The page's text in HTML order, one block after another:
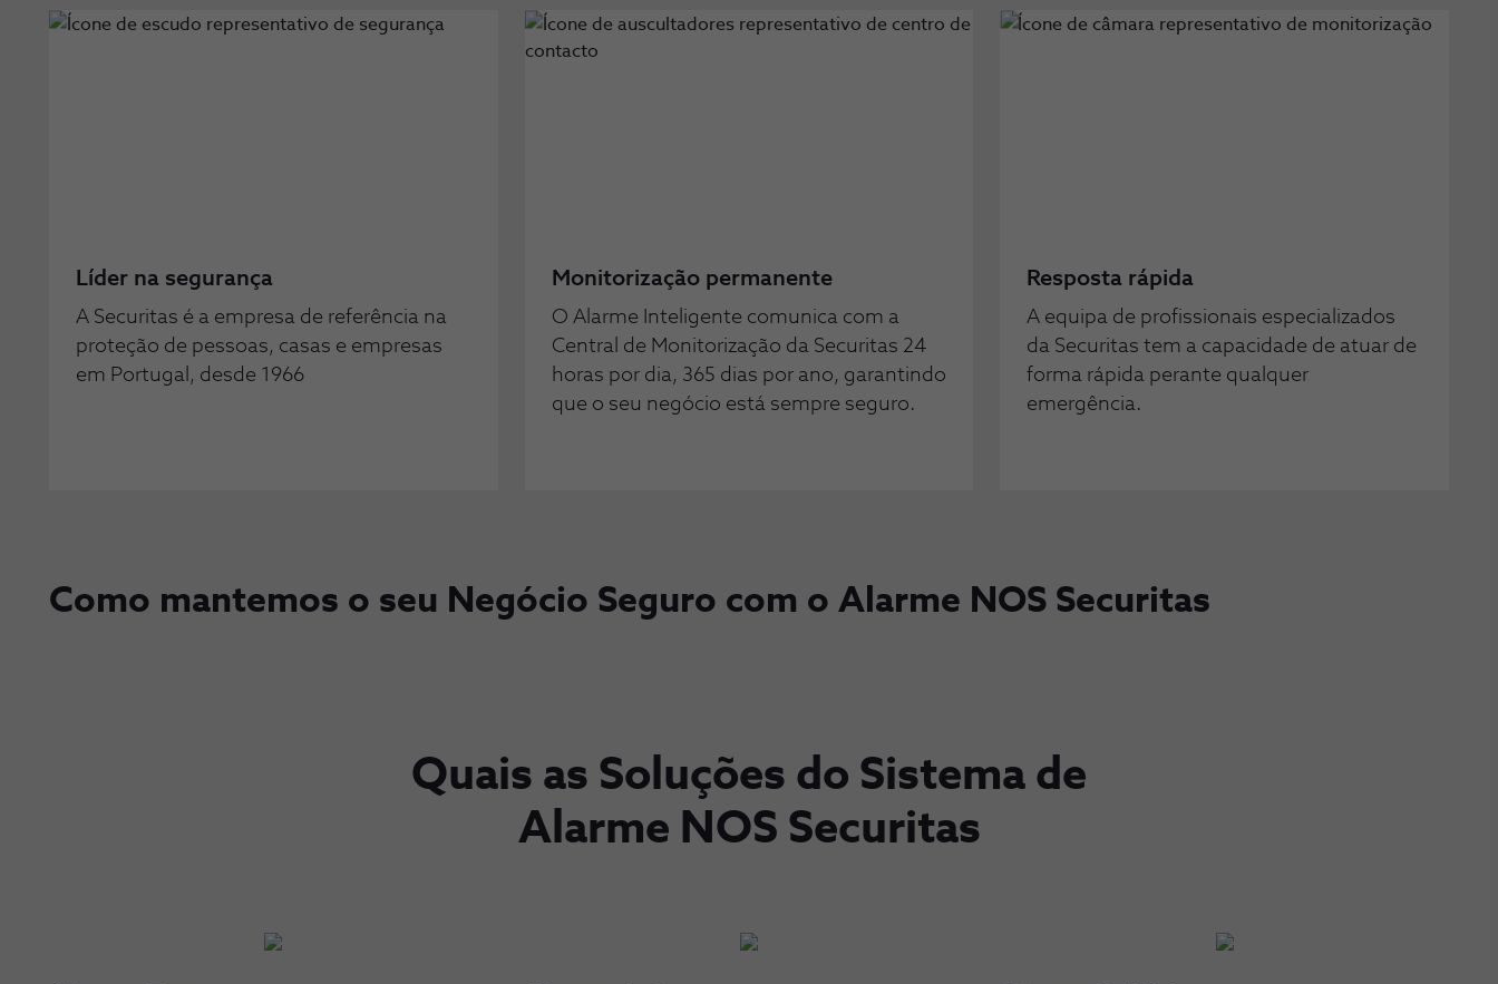
Líder na segurança
A Securitas é a empresa de referência na
proteção de pessoas, casas e empresas
em Portugal, desde 1966
Monitorização permanente
O Alarme Inteligente comunica com a
Central de Monitorização da Securitas 24
horas por dia, 365 dias por ano, garantindo
que o seu negócio está sempre seguro.
Resposta rápida
A equipa de profissionais especializados
da Securitas tem a capacidade de atuar de
forma rápida perante qualquer
emergência.
Como mantemos o seu Negócio Seguro com o Alarme NOS Securitas
Quais as Soluções do Sistema de
Alarme NOS Securitas